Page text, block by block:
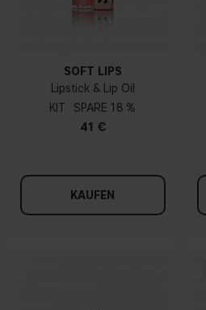
SOFT LIPS
Lipstick & Lip Oil
KIT
18 %
41 €
KAUFEN